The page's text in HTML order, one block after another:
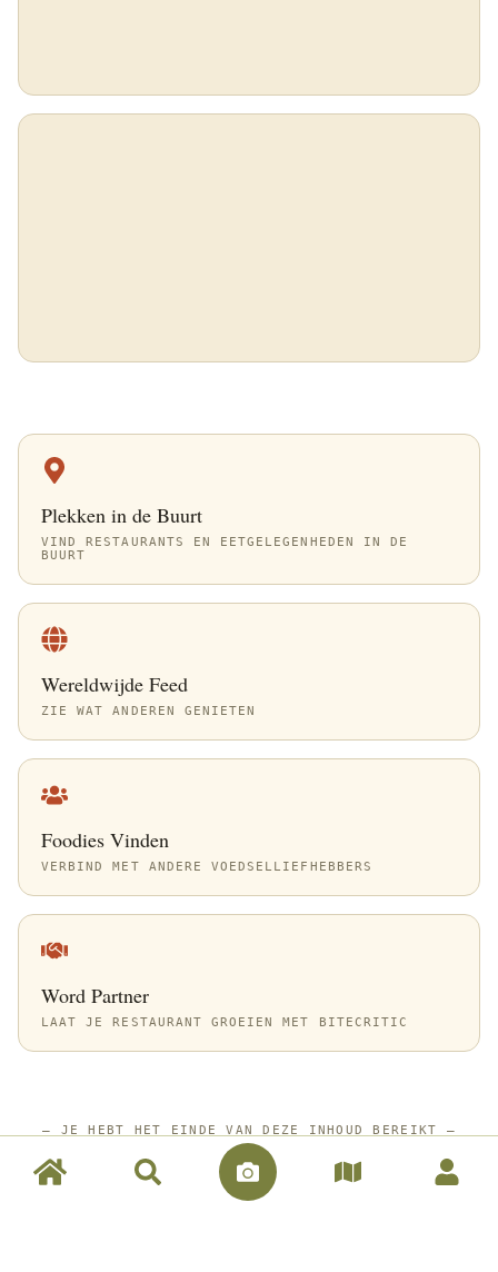
Plekken in de Buurt
VIND RESTAURANTS EN EETGELEGENHEDEN IN DE
BUURT
Wereldwijde Feed
ZIE WAT ANDEREN GENIETEN
Foodies Vinden
VERBIND MET ANDERE VOEDSELLIEFHEBBERS
Word Partner
LAAT JE RESTAURANT GROEIEN MET BITECRITIC
— JE HEBT HET EINDE VAN DEZE INHOUD BEREIKT —